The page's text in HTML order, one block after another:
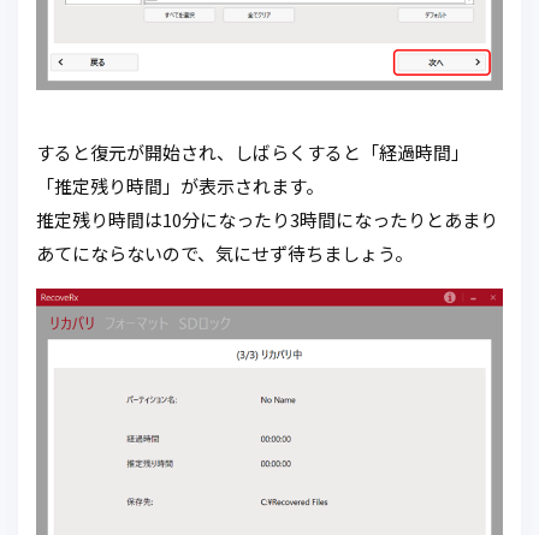
すると復元が開始され、しばらくすると「経過時間」
「推定残り時間」が表示されます。
推定残り時間は10分になったり3時間になったりとあまり
あてにならないので、気にせず待ちましょう。